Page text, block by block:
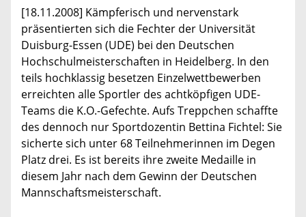
[18.11.2008] Kämpferisch und nervenstark
präsentierten sich die Fechter der Universität
Duisburg-Essen (UDE) bei den Deutschen
Hochschulmeisterschaften in Heidelberg. In den
teils hochklassig besetzen Einzelwettbewerben
erreichten alle Sportler des achtköpfigen UDE-
Teams die K.O.-Gefechte. Aufs Treppchen schaffte
des dennoch nur Sportdozentin Bettina Fichtel: Sie
sicherte sich unter 68 Teilnehmerinnen im Degen
Platz drei. Es ist bereits ihre zweite Medaille in
diesem Jahr nach dem Gewinn der Deutschen
Mannschaftsmeisterschaft.